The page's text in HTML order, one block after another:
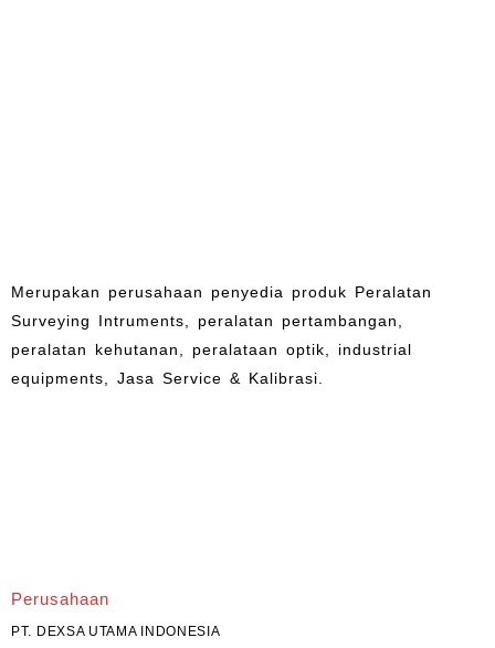
Merupakan perusahaan penyedia produk Peralatan
Surveying Intruments, peralatan pertambangan,
peralatan kehutanan, peralataan optik, industrial
equipments, Jasa Service & Kalibrasi.
Perusahaan
PT. DEXSA UTAMA INDONESIA